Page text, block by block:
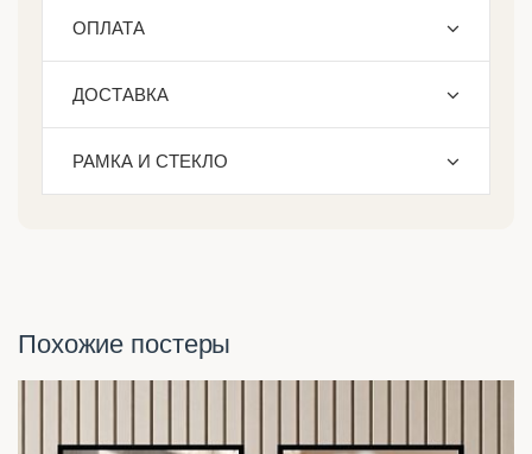
ОПЛАТА
ДОСТАВКА
РАМКА И СТЕКЛО
Похожие постеры